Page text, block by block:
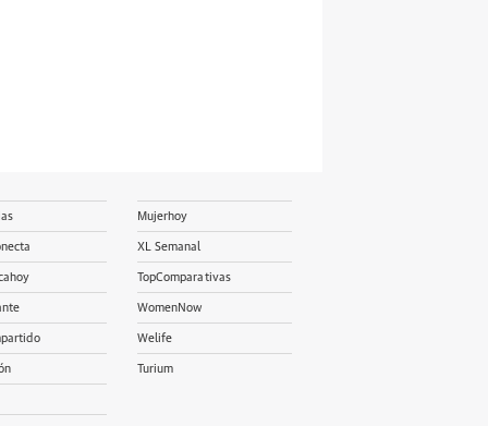
Mujerhoy
XL Semanal
TopComparativas
WomenNow
Welife
Turium